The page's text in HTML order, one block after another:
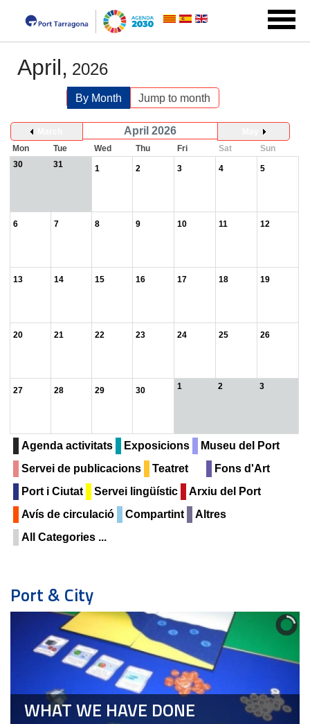
April, 2026
By Month Jump to month
April 2026
Mon
Tue Wed Thu Fri Sat
Sun
30
31 1 2 3 4 5
6 7 8 9 10 11 12
13 14 15 16 17 18 19
20 21 22 23 24 25 26
27 28 29 30 1 2 3
Agenda activitats Exposicions
Museu del Port
Servei de publicacions
Teatret
Fons d'Art
Port i Ciutat
Servei lingüístic
Arxiu del Port
Avís de circulació
Compartint
Altres
All Categories ...
Port & City
WHAT WE HAVE DONE